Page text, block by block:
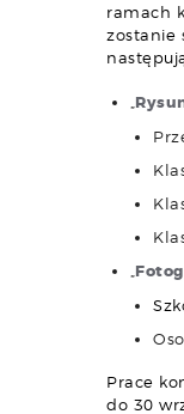
ramach
zostanie
Prace
do 30